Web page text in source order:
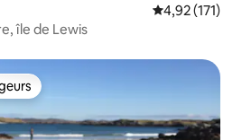
Évaluation
4,92 (171)
île de Lewis
les plus appréciés